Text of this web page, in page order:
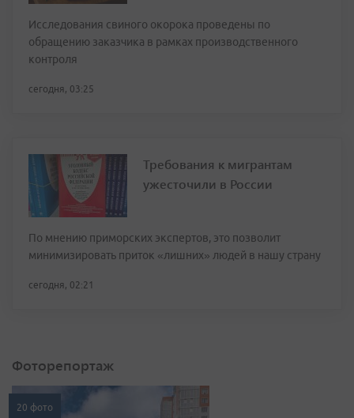
Исследования свиного окорока проведены по
обращению заказчика в рамках производственного
контроля
сегодня, 03:25
Требования к мигрантам
ужесточили в России
По мнению приморских экспертов, это позволит
минимизировать приток «лишних» людей в нашу страну
сегодня, 02:21
Фоторепортаж
20 фото